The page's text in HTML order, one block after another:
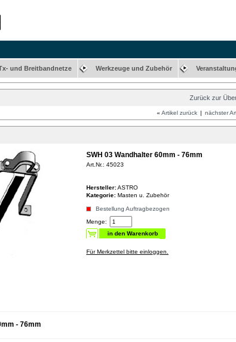
und Breitbandnetze Werkzeuge und Zubehör
Zurück zur
« Artikel zurück | nächster
SWH 03 Wandhalter 60mm - 76mm
Art.Nr.: 45023
Hersteller:ASTRO
Kategorie: Masten u. Zubehör
Bestellung Auftragbezogen
Menge:
Für Merkzettel bitte einloggen.
- 76mm